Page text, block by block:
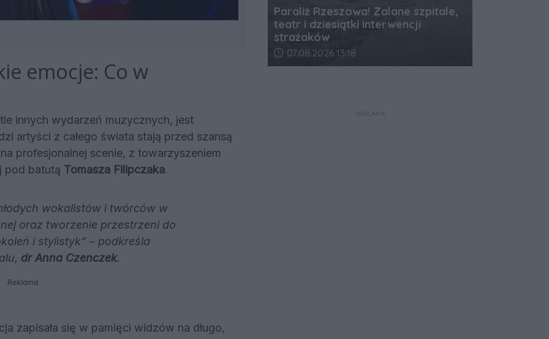
emocje: Co w
innych wydarzeń muzycznych, jest
artyści z całego świata stają przed szansą
profesjonalnej scenie, z towarzyszeniem
pod batutą Tomasza Filipczaka.
wokalistów i twórców w
oraz tworzenie przestrzeni do
i stylistyk” – podkreśla
dr Anna Czenczek.
Reklama
zapisała się w pamięci widzów na długo,
Paraliż Rzeszowa! Zalane szpitale,
teatr i dziesiątki interwencji
strażaków
Data dodania artykułu:
07.08.2026 13:18
REKLAMA